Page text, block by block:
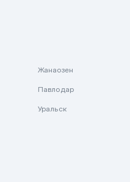
Жанаозен
Павлодар
Уральск